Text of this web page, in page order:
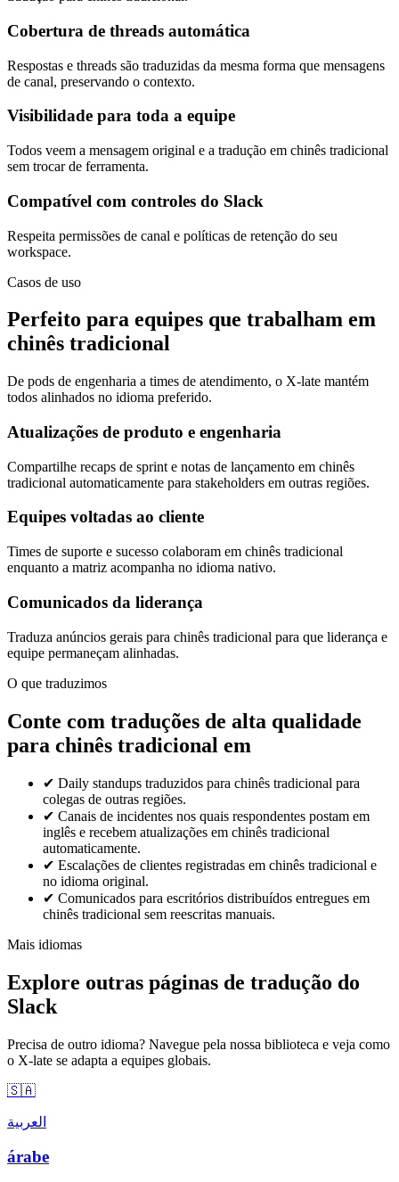
Cobertura de threads automática
Respostas e threads são traduzidas da mesma forma que mensagens
de canal, preservando o contexto.
Visibilidade para toda a equipe
Todos veem a mensagem original e a tradução em chinês tradicional
sem trocar de ferramenta.
Compatível com controles do Slack
Respeita permissões de canal e políticas de retenção do seu
workspace.
Casos de uso
Perfeito para equipes que trabalham em
chinês tradicional
De pods de engenharia a times de atendimento, o X-late mantém
todos alinhados no idioma preferido.
Atualizações de produto e engenharia
Compartilhe recaps de sprint e notas de lançamento em chinês
tradicional automaticamente para stakeholders em outras regiões.
Equipes voltadas ao cliente
Times de suporte e sucesso colaboram em chinês tradicional
enquanto a matriz acompanha no idioma nativo.
Comunicados da liderança
Traduza anúncios gerais para chinês tradicional para que liderança e
equipe permaneçam alinhadas.
O que traduzimos
Conte com traduções de alta qualidade
para chinês tradicional em
✔ Daily standups traduzidos para chinês tradicional para
colegas de outras regiões.
✔ Canais de incidentes nos quais respondentes postam em
inglês e recebem atualizações em chinês tradicional
automaticamente.
✔ Escalações de clientes registradas em chinês tradicional e
no idioma original.
✔ Comunicados para escritórios distribuídos entregues em
chinês tradicional sem reescritas manuais.
Mais idiomas
Explore outras páginas de tradução do
Slack
Precisa de outro idioma? Navegue pela nossa biblioteca e veja como
o X-late se adapta a equipes globais.
🇸🇦
العربية
árabe